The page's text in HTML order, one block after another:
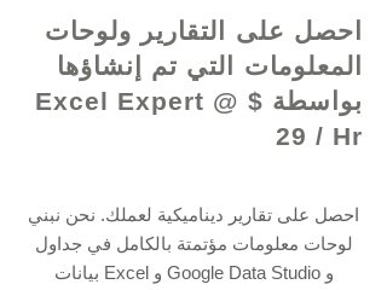
احصل على التقارير ولوحات
المعلومات التي تم إنشاؤها
بواسطة Excel Expert @ $
29 / Hr
احصل على تقارير ديناميكية لعملك. نحن نبني
لوحات معلومات مؤتمتة بالكامل في جداول
بيانات Excel و Google Data Studio و